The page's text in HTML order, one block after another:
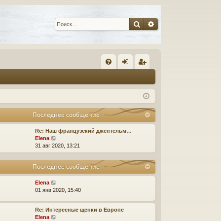
Поиск
С
Q д ис
ац
Последнее сообщение
Re: Наш французский джентельм…
Elena
е
р
е
й
т
к
о
с
31 авг 2020, 13:21
Последнее сообщение
Elena
е
е
й
01 янв 2020, 15:40
Re: Интересные щенки в Европе
Elena